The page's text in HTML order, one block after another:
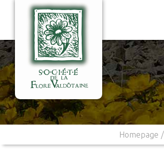
Homepage